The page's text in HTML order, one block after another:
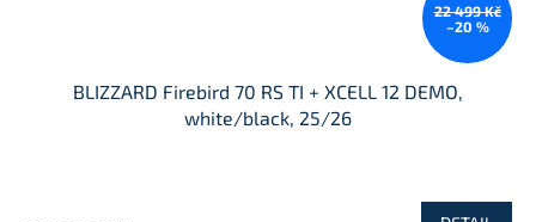
22 499 Kč
–20 %
BLIZZARD Firebird 70 RS TI + XCELL 12 DEMO,
white/black, 25/26